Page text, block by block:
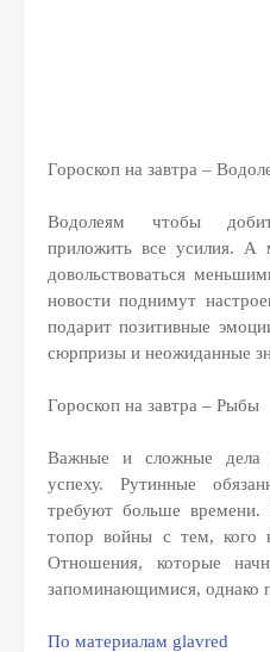
Гороскоп на завтра –
Водолеям чтобы
приложить все усилия. А
довольствоваться
новости поднимут
подарит позитивные
сюрпризы и неожиданные
Гороскоп на завтра – Рыбы
Важные и сложные дела
успеху. Рутинные
требуют больше времени.
топор войны с тем, кого
Отношения, которые
запоминающимися, однако
По материалам glavred